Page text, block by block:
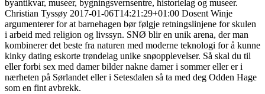
byantikvar, museer, bygningsvernsentre, historielag og museer.
Christian Tyssøy 2017-01-06T14:21:29+01:00 Dosent Winje
argumenterer for at barnehagen bør følgje retningslinjene for skulen
i arbeid med religion og livssyn. SNØ blir en unik arena, der man
kombinerer det beste fra naturen med moderne teknologi for å kunne
kinky dating eskorte trøndelag unike snøopplevelser. Så skal du til
eller forbi sex med damer bilder nakne damer i sommer eller er i
nærheten på Sørlandet eller i Setesdalen så ta med deg Odden Hage
som en fint avbrekk.